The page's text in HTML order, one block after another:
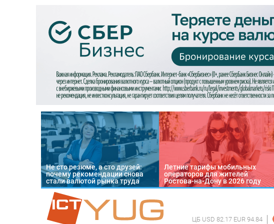
Не сто резюме, а сто друзей:
почему рекомендации снова
стали валютой рынка труда
Летние тарифы мобильных
операторов для жителей
Ростова-на-Дону в 2026 году
ЦБ USD 82.17 EUR 94.84